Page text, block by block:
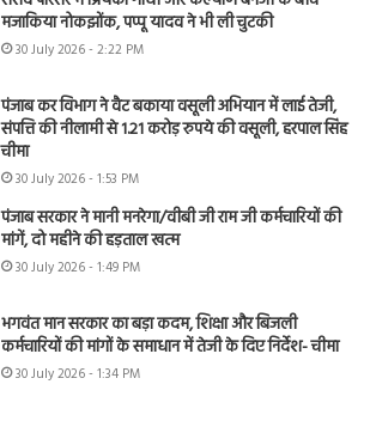
मजाकिया नोकझोंक, पप्पू यादव ने भी ली चुटकी
30 July 2026 - 2:22 PM
पंजाब कर विभाग ने वैट बकाया वसूली अभियान में लाई तेजी,
संपत्ति की नीलामी से 1.21 करोड़ रुपये की वसूली, हरपाल सिंह
चीमा
30 July 2026 - 1:53 PM
पंजाब सरकार ने मानी मनरेगा/वीबी जी राम जी कर्मचारियों की
मांगें, दो महीने की हड़ताल खत्म
30 July 2026 - 1:49 PM
भगवंत मान सरकार का बड़ा कदम, शिक्षा और बिजली
कर्मचारियों की मांगों के समाधान में तेजी के दिए निर्देश- चीमा
30 July 2026 - 1:34 PM